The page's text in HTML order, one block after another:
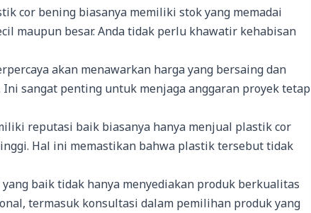
cor bening biasanya memiliki stok yang memadai
maupun besar. Anda tidak perlu khawatir kehabisan
akan menawarkan harga yang bersaing dan
sangat penting untuk menjaga anggaran proyek tetap
reputasi baik biasanya hanya menjual plastik cor
Hal ini memastikan bahwa plastik tersebut tidak
baik tidak hanya menyediakan produk berkualitas
termasuk konsultasi dalam pemilihan produk yang